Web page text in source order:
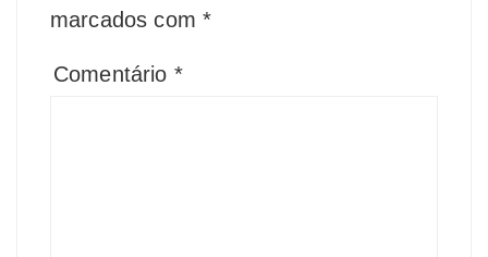
marcados com *
Comentário *